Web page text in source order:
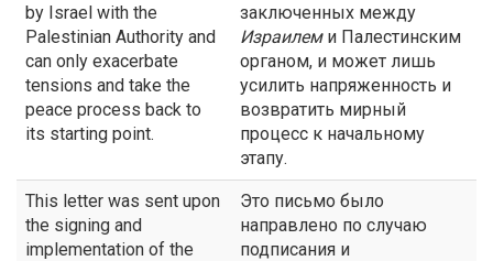
by Israel with the
Palestinian Authority and
can only exacerbate
tensions and take the
peace process back to
its starting point.
заключенных между
Израилеми Палестинским
органом, и может лишь
усилить напряженность и
возвратить мирный
процесс к начальному
этапу.
This letter was sent upon
the signing and
implementation of the
Это письмо было
направлено по случаю
подписания и